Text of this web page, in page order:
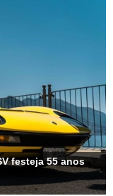
festeja 55 anos